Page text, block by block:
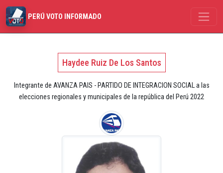
PERÚ VOTO INFORMADO
Haydee Ruiz De Los Santos
Integrante de AVANZA PAIS - PARTIDO DE INTEGRACION SOCIAL a las
elecciones regionales y municipales de la república del Perú 2022